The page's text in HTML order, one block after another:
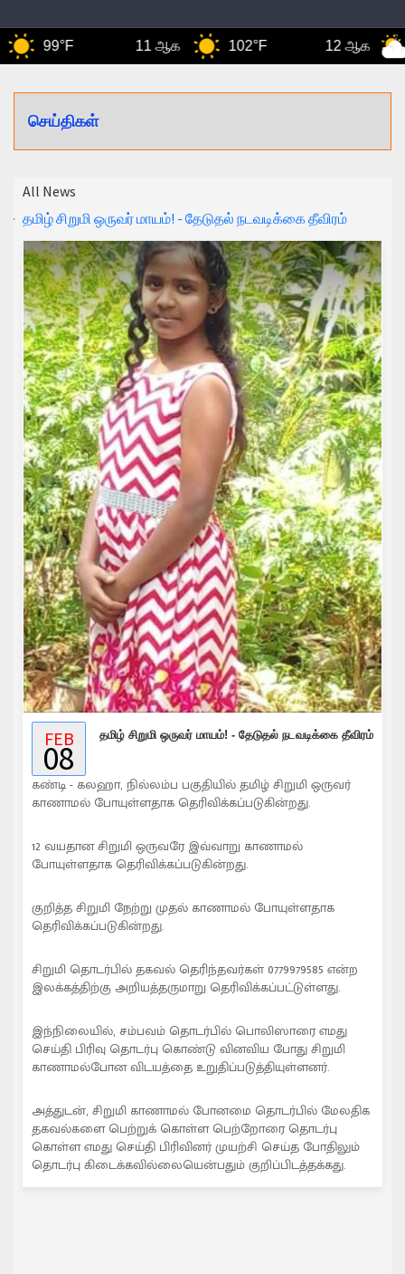
99°F 11 ஆக 102°F 12 ஆக
செய்திகள்
All News
தமிழ் சிறுமி ஒருவர் மாயம்! - தேடுதல் நடவடிக்கை தீவிரம்
FEB
08
தமிழ் சிறுமி ஒருவர் மாயம்! - தேடுதல் நடவடிக்கை தீவிரம்
கண்டி - கலஹா, நில்லம்ப பகுதியில் தமிழ் சிறுமி ஒருவர்
காணாமல் போயுள்ளதாக தெரிவிக்கப்படுகின்றது.
12 வயதான சிறுமி ஒருவரே இவ்வாறு காணாமல்
போயுள்ளதாக தெரிவிக்கப்படுகின்றது.
குறித்த சிறுமி நேற்று முதல் காணாமல் போயுள்ளதாக
தெரிவிக்கப்படுகின்றது.
சிறுமி தொடர்பில் தகவல் தெரிந்தவர்கள் 0779979585 என்ற
இலக்கத்திற்கு அறியத்தருமாறு தெரிவிக்கப்பட்டுள்ளது.
இந்நிலையில், சம்பவம் தொடர்பில் பொலிஸாரை எமது
செய்தி பிரிவு தொடர்பு கொண்டு வினவிய போது சிறுமி
காணாமல்போன விடயத்தை உறுதிப்படுத்தியுள்ளனர்.
அத்துடன், சிறுமி காணாமல் போனமை தொடர்பில் மேலதிக
தகவல்களை பெற்றுக் கொள்ள பெற்றோரை தொடர்பு
கொள்ள எமது செய்தி பிரிவினர் முயற்சி செய்த போதிலும்
தொடர்பு கிடைக்கவில்லையென்பதும் குறிப்பிடத்தக்கது.